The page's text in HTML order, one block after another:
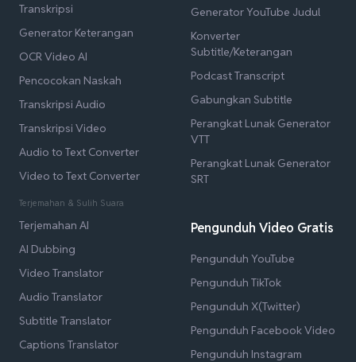
Transkripsi
Generator Keterangan
OCR Video AI
Pencocokan Naskah
Transkripsi Audio
Transkripsi Video
Audio to Text Converter
Video to Text Converter
Terjemahan & Sulih Suara
Terjemahan AI
AI Dubbing
Video Translator
Audio Translator
Subtitle Translator
Captions Translator
Generator YouTube Judul
Konverter
Subtitle/Keterangan
Podcast Transcript
Gabungkan Subtitle
Perangkat Lunak Generator
VTT
Perangkat Lunak Generator
SRT
Pengunduh Video Gratis
Pengunduh YouTube
Pengunduh TikTok
Pengunduh X(Twitter)
Pengunduh Facebook Video
Pengunduh Instagram